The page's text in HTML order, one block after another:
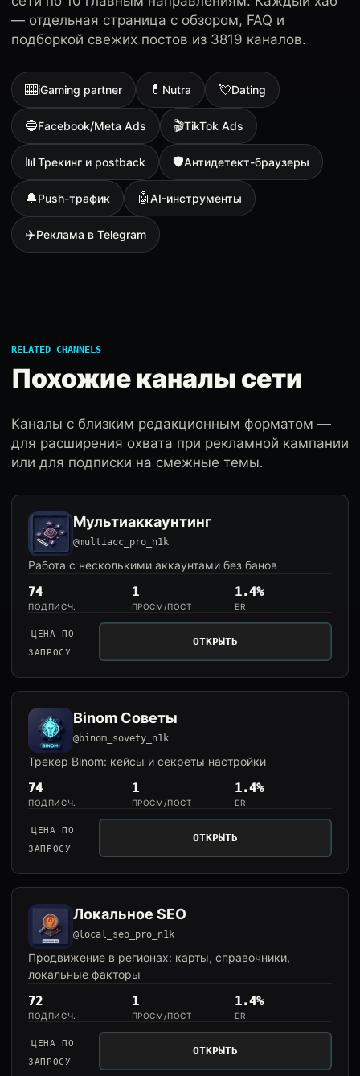
— отдельная страница с обзором, FAQ и
подборкой свежих постов из 3819 каналов.
🎰iGaming partner 💊 Nutra 💘Dating
🔵Facebook/Meta Ads 🎬TikTok Ads
📊Трекинг и postback 🛡Антидетект-браузеры
🔔Push-трафик 🤖AI-инструменты
✈️Реклама в Telegram
RELATED CHANNELS
Похожие каналы сети
Каналы с близким редакционным форматом —
для расширения охвата при рекламной кампании
или для подписки на смежные темы.
Мультиаккаунтинг
@multiacc_pro_n1k
Работа с несколькими аккаунтами без банов
74
ПОДПИСЧ.
1
ПРОСМ/ПОСТ
1.4%
ER
ЦЕНА ПО
ЗАПРОСУ
ОТКРЫТЬ
Binom Советы
@binom_sovety_n1k
Трекер Binom: кейсы и секреты настройки
74
ПОДПИСЧ.
1
ПРОСМ/ПОСТ
1.4%
ER
ЦЕНА ПО
ЗАПРОСУ
ОТКРЫТЬ
Локальное SEO
@local_seo_pro_n1k
Продвижение в регионах: карты, справочники,
локальные факторы
72
ПОДПИСЧ.
1
ПРОСМ/ПОСТ
1.4%
ER
ЦЕНА ПО
ЗАПРОСУ
ОТКРЫТЬ